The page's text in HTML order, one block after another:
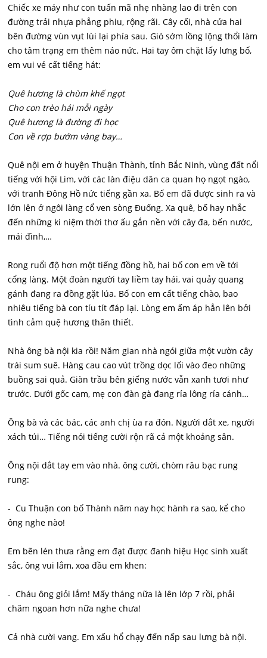
Chiếc xe máy như con tuấn mã nhẹ nhàng lao đi trên con
đường trải nhựa phẳng phiu, rộng rãi. Cây cối, nhà cửa hai
bên đường vùn vụt lùi lại phía sau. Gió sớm lồng lộng thổi làm
cho tâm trạng em thêm náo nức. Hai tay ôm chặt lấy lưng bố,
em vui vẻ cất tiếng hát:
Quê hương là chùm khế ngọt
Cho con trèo hái mỗi ngày
Quê hương là đường đi học
Con về rợp bướm vàng bay…
Quê nội em ở huyện Thuận Thành, tỉnh Bắc Ninh, vùng đất nổi
tiếng với hội Lim, với các làn điệu dân ca quan họ ngọt ngào,
với tranh Đông Hồ nức tiếng gần xa. Bố em đã được sinh ra và
lớn lên ở ngôi làng cổ ven sòng Đuống. Xa quê, bố hay nhắc
đến những ki niệm thời thơ ấu gắn nền với cây đa, bến nước,
mái đình,…
Rong ruổi độ hơn một tiếng đồng hồ, hai bố con em về tới
cổng làng. Một đoàn người tay liềm tay hái, vai quảy quang
gánh đang ra đồng gặt lúa. Bố con em cất tiếng chào, bao
nhiêu tiếng bà con tíu tít đáp lại. Lòng em ấm áp hẳn lên bởi
tình cảm quệ hương thân thiết.
Nhà ông bà nội kia rồi! Năm gian nhà ngói giữa một vườn cây
trái sum suê. Hàng cau cao vút trồng dọc lối vào đeo những
buồng sai quả. Giàn trầu bên giếng nước vẫn xanh tươi như
trước. Dưới gốc cam, mẹ con đàn gà đang rỉa lông rỉa cánh…
Ông bà và các bác, các anh chị ùa ra đón. Người dắt xe, người
xách túi… Tiếng nói tiếng cười rộn rã cả một khoảng sân.
Ông nội dắt tay em vào nhà. ông cười, chòm râu bạc rung
rung:
- Cu Thuận con bố Thành năm nay học hành ra sao, kể cho
ông nghe nào!
Em bẽn lén thưa rằng em đạt được đanh hiệu Học sinh xuất
sắc, ông vui lắm, xoa đầu em khen:
- Cháu ông giỏi lắm! Mấy tháng nữa là lên lớp 7 rồi, phải
chăm ngoan hơn nữa nghe chưa!
Cả nhà cười vang. Em xấu hổ chạy đến nấp sau lưng bà nội.